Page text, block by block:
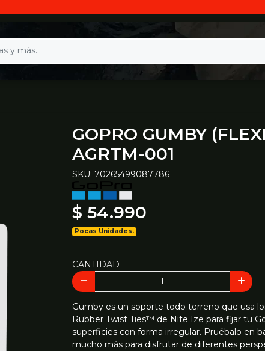
GOPRO GUMBY
AGRTM-001
SKU: 70265499087786
$ 54.990
Pocas Unidades.
CANTIDAD
Gumby es un soporte todo terreno que usa
Rubber Twist Ties™ de Nite Ize para fijar tu
superficies con forma irregular. Pruébalo en
mucho más para disfrutar de diferentes